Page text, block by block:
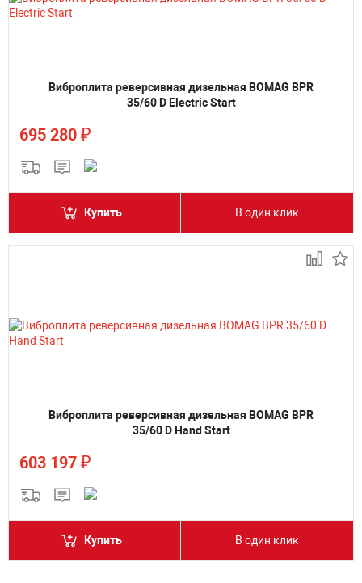
Виброплита реверсивная дизельная BOMAG BPR
35/60 D Electric Start
695 280 ₽
Купить В один клик
Виброплита реверсивная дизельная BOMAG BPR
35/60 D Hand Start
603 197 ₽
Купить В один клик